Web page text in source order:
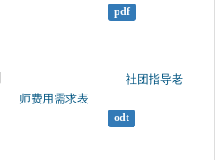
pdf
师费用需求表
odt